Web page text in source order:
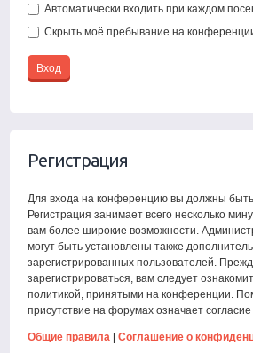
Автоматически входить при каждом
Скрыть моё пребывание на
Регистрация
Для входа на конференцию вы должны
Регистрация занимает всего несколько
вам более широкие возможности.
могут быть установлены также
зарегистрированных пользователей.
зарегистрироваться, вам следует
политикой, принятыми на конференции.
присутствие на форумах означает
Общие правила |Соглашение о